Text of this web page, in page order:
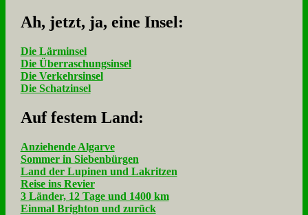
Ah, jetzt, ja, ei­ne In­sel:
Die Lärminsel
Die Überraschungsinsel
Die Verkehrsinsel
Die Schatzinsel
Auf fe­stem Land:
Anziehende Algarve
Sommer in Siebenbürgen
Land der Lupinen und Lakritzen
Reise ins Revier
3 Länder, 12 Tage und 1400 km
Einmal Brighton und zurück